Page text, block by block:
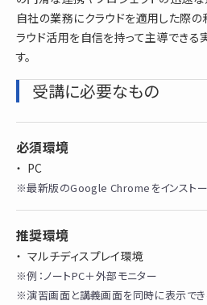
自社の業務にクラウドを適用した際
ラウド活用を自信を持って主導でき
す。
受講に必要なもの
必須環境
PC
※最新版のGoogle Chromeをインストー
推奨環境
マルチディスプレイ環境
※例：ノートPC＋外部モニター
※演習画面と講義画面を同時に表示でき